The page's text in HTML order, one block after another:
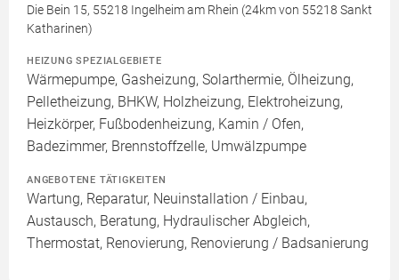
Die Bein 15, 55218 Ingelheim am Rhein (24km von 55218 Sankt
Katharinen)
HEIZUNG SPEZIALGEBIETE
Wärmepumpe, Gasheizung, Solarthermie, Ölheizung,
Pelletheizung, BHKW, Holzheizung, Elektroheizung,
Heizkörper, Fußbodenheizung, Kamin / Ofen,
Badezimmer, Brennstoffzelle, Umwälzpumpe
ANGEBOTENE TÄTIGKEITEN
Wartung, Reparatur, Neuinstallation / Einbau,
Austausch, Beratung, Hydraulischer Abgleich,
Thermostat, Renovierung, Renovierung / Badsanierung